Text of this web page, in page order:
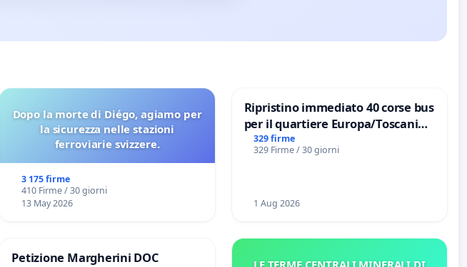
Dopo la morte di Diégo, agiamo per
la sicurezza nelle stazioni
ferroviarie svizzere.
3 175 firme
410 Firme / 30 giorni
13 May 2026
Ripristino immediato 40 corse bus
per il quartiere Europa/Toscanini
di Aprilia
329 firme
329 Firme / 30 giorni
1 Aug 2026
Petizione Margherini DOC